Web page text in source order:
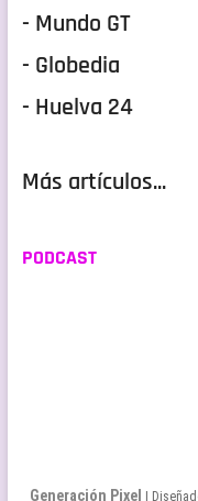
- Mundo GT
- Globedia
- Huelva 24
Más artículos...
PODCAST
Generación Pixel |